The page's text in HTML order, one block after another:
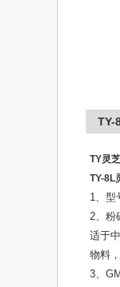
TY-
TY灵
TY-8L
1、 型
2、粉
适于
物料
3、